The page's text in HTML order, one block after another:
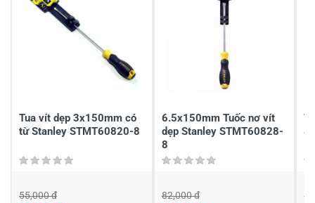
1
-
Chia sẻ nhận xét về sản phẩm
Tua vít dẹp 3x150mm có
từ Stanley STMT60820-8
55,000 đ
6.5x150mm Tuốc nơ vít
dẹp Stanley STMT60828-
8
82,000 đ